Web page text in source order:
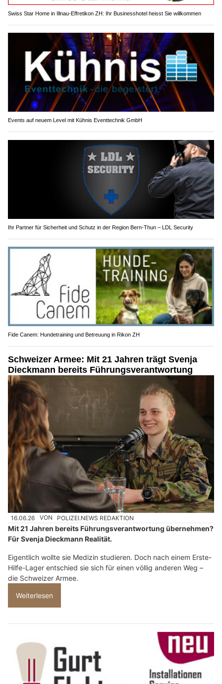
Swiss Star Home in Illnau-Effretikon ZH: Ihr Businesshotel heisst Sie willkommen
Events auf neuem Level mit Kühnis Eventtechnik GmbH
Ihr Partner für Sicherheit und Schutz in der Region Bern-Thun – LDL Security
Fide Canem: Hundetraining und Betreuung in Rikon ZH
Schweizer Armee: Mit 21 Jahren trägt Svenja
Dieckmann bereits Führungsverantwortung
16.06.26 VON POLIZEI.NEWS REDAKTION
Mit 21 Jahren bereits Führungsverantwortung übernehmen?
Für Svenja Dieckmann Realität.
Eigentlich wollte sie Medizin studieren. Doch nach einem Erste-
Hilfe-Lager entschied sie sich für einen völlig anderen Weg –
die Schweizer Armee.
Weiterlesen